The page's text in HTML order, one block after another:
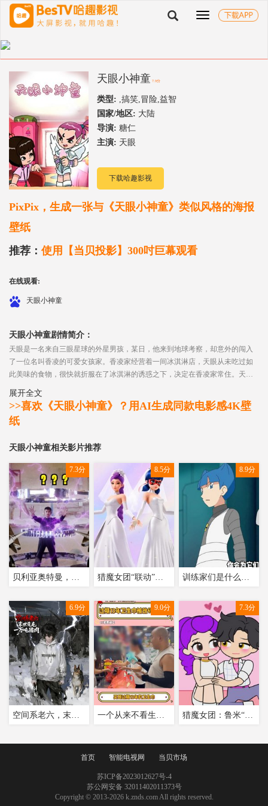
切
天眼小神童 7.9分
类型: ,搞笑,冒险,益智
国家/地区: 大陆
导演: 糖仁
主演: 天眼
下载哈趣影视
PixPix，生成一张与《天眼小神童》类似风格的海报
壁纸
推荐： 使用【当贝投影】300吋巨幕观看
在线观看:
天眼小神童
天眼小神童剧情简介：
天眼是一名来自三眼星球的外星男孩，某日，他来到地球考察，却意外的闯入
了一位名叫香凌的可爱女孩家。香凌家经营着一间冰淇淋店，天眼从未吃过如
此美味的食物，很快就折服在了冰淇淋的诱惑之下，决定在香凌家常住。天眼
化身成为了一只小猫，但是香凌和她的朋友甄美丽、许博文等人都能够看见天
眼的真身。
展开全文
>>喜欢《天眼小神童》？用AI生成同款电影感4K壁
纸
天眼小神童相关影片推荐
7.3分 8.5分 8.9分
6.9分 9.0分 7.3分
首页 智能电视网 当贝市场
苏ICP备2023012627号-4
苏公网安备 32011402011373号
Copyright © 2013-2026 k.znds.com All rights reserved.